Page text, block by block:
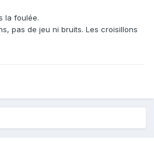
la foulée.
pas de jeu ni bruits. Les croisillons